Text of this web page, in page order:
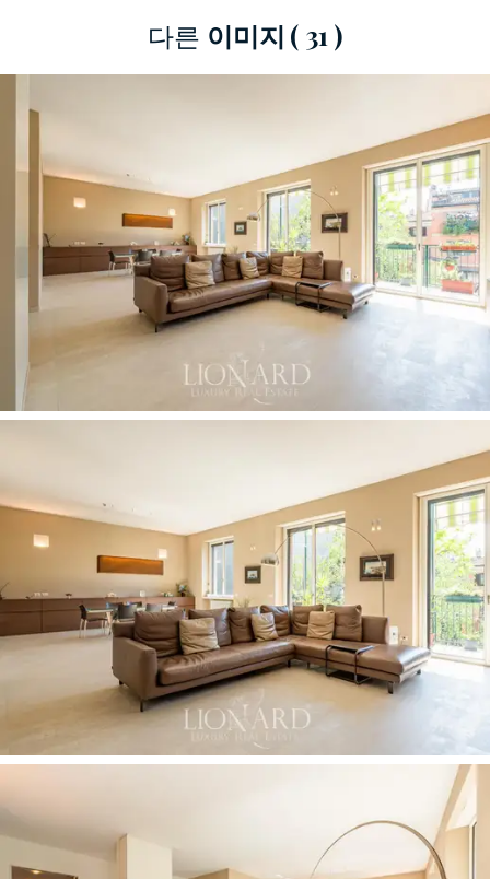
다. 넓고 밝은 거실에는 오후 햇살을 가득 받을 수
있는서향 발코니가있습니다. 복도를 통해 거실과
최고급 가전제품으로 완비된
이 깔끔하게 분리되어 있습니다. 주방과
다용도 발코니의 연결은 거실 공간을 방해하지 않
으면서 집의 공간을 효율적으로 활용할 수 있도록
해줍니다. 이 아파트의 이쪽 공간에서 역시 복도를
통해 마스터 침실과 두 번째 침실로 연결됩니다.
안방은
넉넉한 크기를 자랑하며,샤워부스와 터키
식 욕조가 완비된 욕실이 딸려 있습니다. 욕실은
도자기 타일, 모자이크, 고급 설비 등 모든 디테일
기울여 마감되었습니다. 인접한 방은 침
실로 사용하거나 작업 공간으로 활용할 수 있습니
저택의 두 번째 별관에는 더블 침실 2개가 추가로
마련되어 있으며,그중 하나는전용 발코니를
갖추
고 있습니다. 또한 마스터 스위트룸과 동일한 수준
의 고급 마감으로 꾸며진 욕실 2개가 있습니다. 이
공간에는 침실 1개, 세탁실, 그리고맞춤 제작된 드
레스룸이 있습니다.
이 아파트는 샤워시설이 갖춰진 게스트 욕실과
수납 공간을 갖추고 있습니다. 특히, 벽걸이형 오
디오 시스템이 설치되어 있는 것이 눈에 띕니다.
에어컨은 두 개의 독립적인 장치로 구성되어
거실
과 침실을 각각 냉난방할 수 있습니다. 난방은 라
디에이터를 통해 제공됩니다.
다른 이미지 ( 31 )